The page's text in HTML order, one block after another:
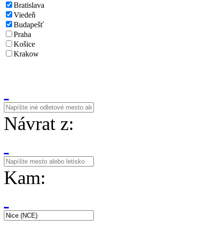
Bratislava
Viedeň
Budapešť
Praha
Košice
Krakow
Návrat z:
Kam: